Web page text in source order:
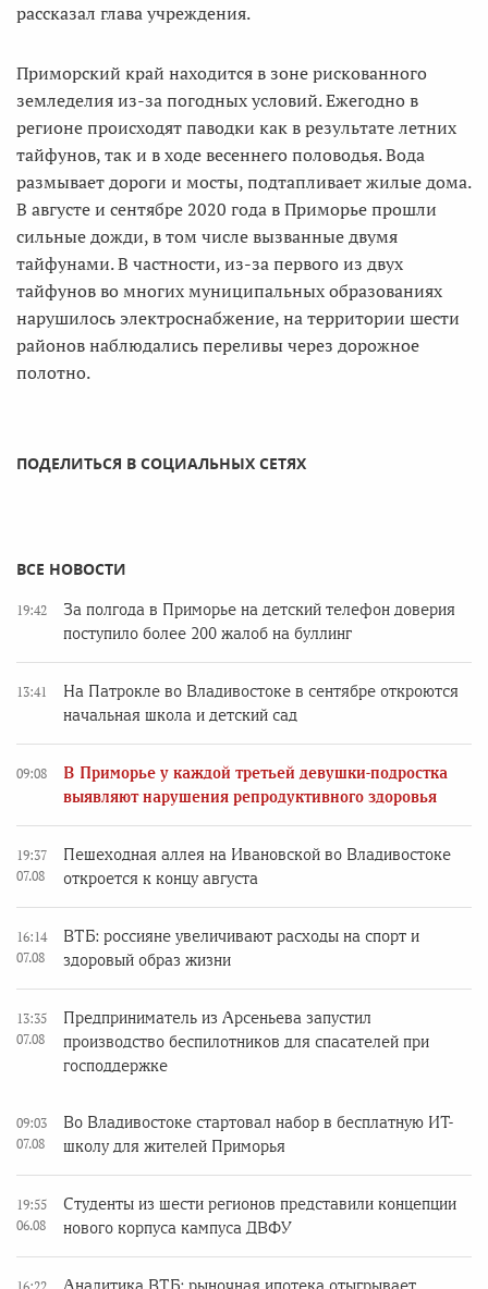
рассказал глава учреждения.
Приморский край находится в зоне рискованного
земледелия из-за погодных условий. Ежегодно в
регионе происходят паводки как в результате летних
тайфунов, так и в ходе весеннего половодья. Вода
размывает дороги и мосты, подтапливает жилые дома.
В августе и сентябре 2020 года в Приморье прошли
сильные дожди, в том числе вызванные двумя
тайфунами. В частности, из-за первого из двух
тайфунов во многих муниципальных образованиях
нарушилось электроснабжение, на территории шести
районов наблюдались переливы через дорожное
полотно.
ПОДЕЛИТЬСЯ В СОЦИАЛЬНЫХ СЕТЯХ
ВСЕ НОВОСТИ
19:42
За полгода в Приморье на детский телефон доверия
поступило более 200 жалоб на буллинг
13:41
На Патрокле во Владивостоке в сентябре откроются
начальная школа и детский сад
09:08
В Приморье у каждой третьей девушки-подростка
выявляют нарушения репродуктивного здоровья
19:37
07.08
Пешеходная аллея на Ивановской во Владивостоке
откроется к концу августа
16:14
07.08
ВТБ: россияне увеличивают расходы на спорт и
здоровый образ жизни
13:35
07.08
Предприниматель из Арсеньева запустил
производство беспилотников для спасателей при
господдержке
09:03
07.08
Во Владивостоке стартовал набор в бесплатную ИТ-
школу для жителей Приморья
19:55
06.08
Студенты из шести регионов представили концепции
нового корпуса кампуса ДВФУ